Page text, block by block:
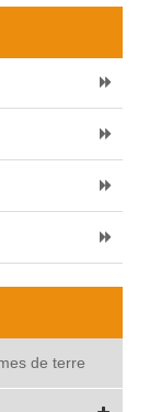
de terre